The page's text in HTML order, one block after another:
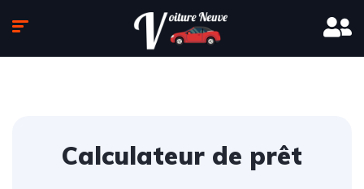
Calculateur de prêt